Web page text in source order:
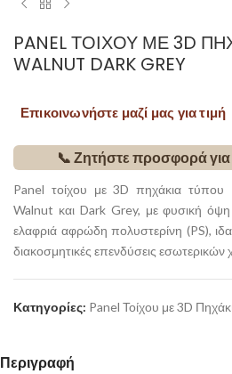
PANEL ΤΟΊΧΟΥ ΜΕ 3D
WALNUT DARK GREY
Επικοινωνήστε μαζί μας για τιμή
📞 Ζητήστε προσφορά
Panel τοίχου με 3D πηχάκια
Walnut και Dark Grey, με φυσική
ελαφριά αφρώδη πολυστερίνη (PS),
διακοσμητικές επενδύσεις
Κατηγορίες: Panel Τοίχου με 3D
Περιγραφή